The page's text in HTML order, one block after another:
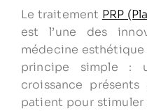
Le traitement PRP
est l’une des
médecine esthétique
principe simple :
croissance
patient pour stimuler